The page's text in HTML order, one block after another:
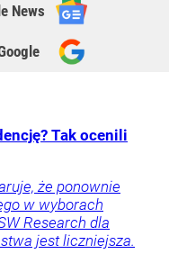
News
Tak ocenili
że ponownie
w wyborach
Research dla
jest liczniejsza.